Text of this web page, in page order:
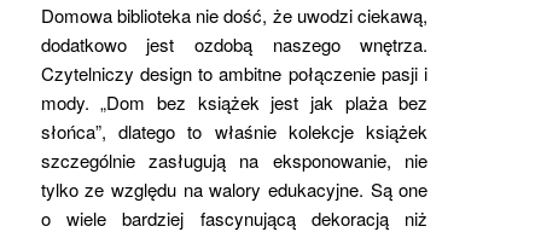
Domowa biblioteka nie dość, że uwodzi ciekawą,
dodatkowo jest ozdobą naszego wnętrza.
Czytelniczy design to ambitne połączenie pasji i
mody. „Dom bez książek jest jak plaża bez
słońca”, dlatego to właśnie kolekcje książek
szczególnie zasługują na eksponowanie, nie
tylko ze względu na walory edukacyjne. Są one
o wiele bardziej fascynującą dekoracją niż